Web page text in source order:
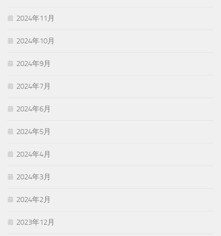
2024年11月
2024年10月
2024年9月
2024年7月
2024年6月
2024年5月
2024年4月
2024年3月
2024年2月
2023年12月